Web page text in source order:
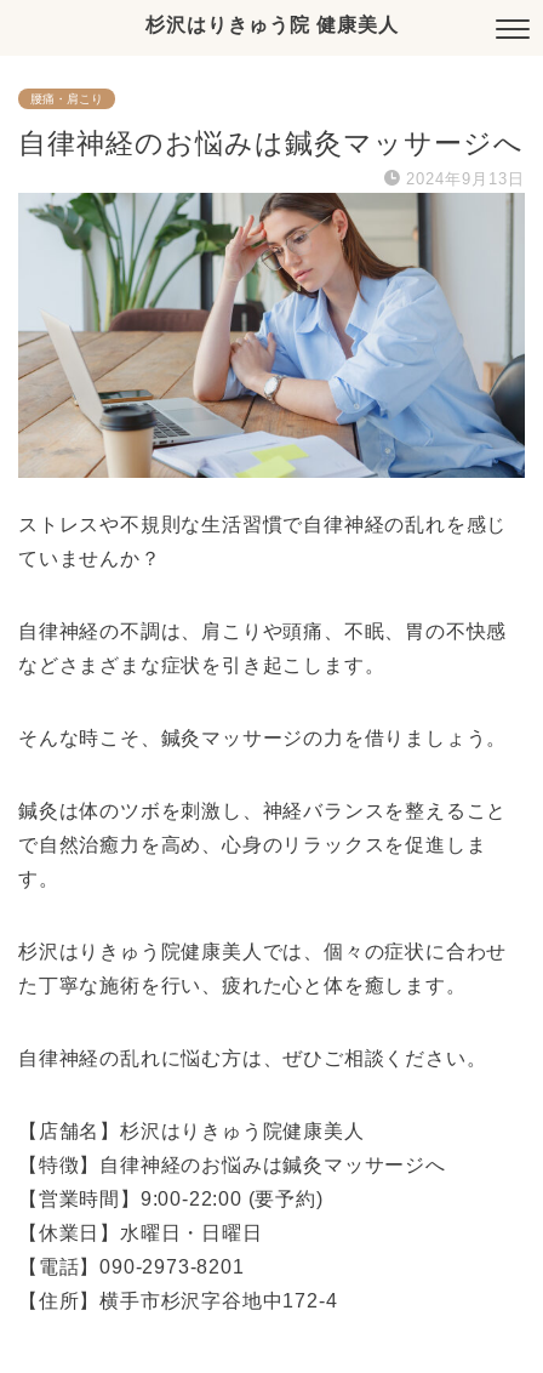
杉沢はりきゅう院 健康美人
腰痛・肩こり
自律神経のお悩みは鍼灸マッサージへ
2024年9月13日
ストレスや不規則な生活習慣で自律神経の乱れを感じ
ていませんか？
自律神経の不調は、肩こりや頭痛、不眠、胃の不快感
などさまざまな症状を引き起こします。
そんな時こそ、鍼灸マッサージの力を借りましょう。
鍼灸は体のツボを刺激し、神経バランスを整えること
で自然治癒力を高め、心身のリラックスを促進しま
す。
杉沢はりきゅう院健康美人では、個々の症状に合わせ
た丁寧な施術を行い、疲れた心と体を癒します。
自律神経の乱れに悩む方は、ぜひご相談ください。
【店舗名】杉沢はりきゅう院健康美人
【特徴】自律神経のお悩みは鍼灸マッサージへ
【営業時間】9:00-22:00 (要予約)
【休業日】水曜日・日曜日
【電話】090-2973-8201
【住所】横手市杉沢字谷地中172-4